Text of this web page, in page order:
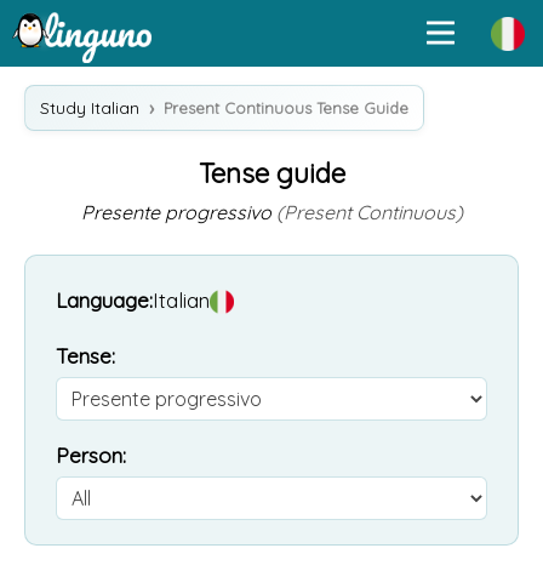
Study Italian Present Continuous Tense Guide
Tense guide
Presente progressivo (Present Continuous)
Language:Italian
Tense:
Person: